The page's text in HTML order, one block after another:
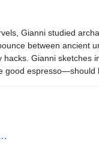
Gianni studied
between ancient
Gianni sketches
espresso—should